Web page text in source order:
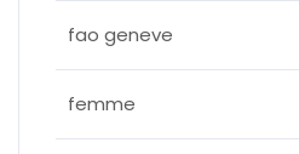
fao geneve
femme